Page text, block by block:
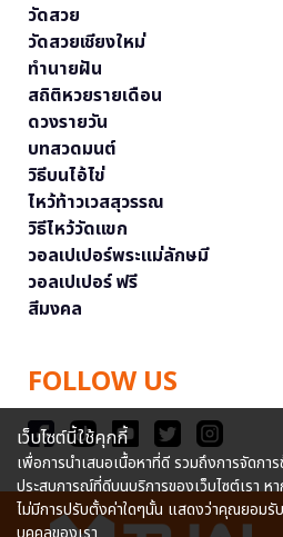
วัดสวย
วัดสวยเชียงใหม่
ทำนายฝัน
สถิติหวยรายเดือน
ดวงรายวัน
บทสวดมนต์
วิธีบนไอ้ไข่
ไหว้ท้าวเวสสุวรรณ
วิธีไหว้วัดแขก
วอลเปเปอร์พระแม่ลักษมี
วอลเปเปอร์ ฟรี
สีมงคล
FOLLOW US
เว็บไซต์นี้ใช้คุกกี้
เพื่อการนำเสนอเนื้อหาที่ดี รวมถึงการจัดก
ประสบการณ์ที่ดีบนบริการของเว็บไซต์เรา ห
ไม่มีการปรับตั้งค่าใดๆนั้น แสดงว่าคุณยอมรั